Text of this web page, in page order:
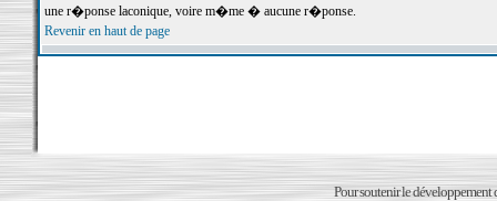
une r�ponse laconique, voire m�me � aucune r�ponse.
Revenir en haut de page
Pour soutenir le développement